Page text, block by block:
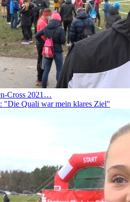
Cross 2021…
"Die Quali war mein klares Ziel"